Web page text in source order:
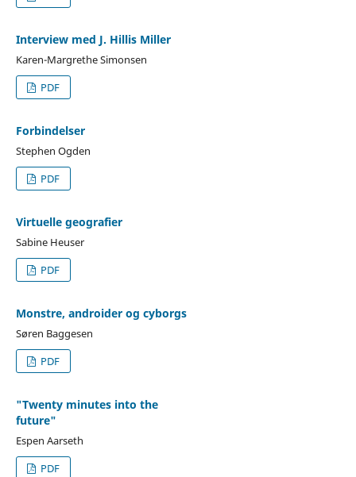
Interview med J. Hillis Miller
Karen-Margrethe Simonsen
PDF
Forbindelser
Stephen Ogden
PDF
Virtuelle geografier
Sabine Heuser
PDF
Monstre, androider og cyborgs
Søren Baggesen
PDF
"Twenty minutes into the
future"
Espen Aarseth
PDF